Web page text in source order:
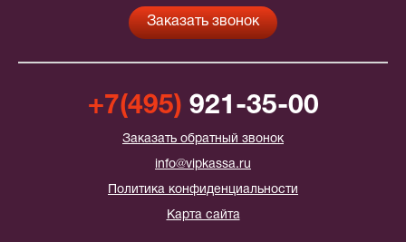
+7(495) 921-35-00
Заказать обратный звонок
info@vipkassa.ru
Политика конфиденциальности
Карта сайта